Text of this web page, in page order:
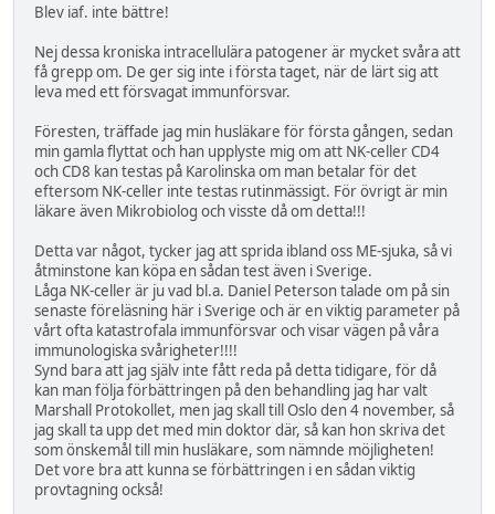
Blev iaf. inte bättre!
Nej dessa kroniska intracellulära patogener är mycket svåra att
få grepp om. De ger sig inte i första taget, när de lärt sig att
leva med ett försvagat immunförsvar.
Föresten, träffade jag min husläkare för första gången, sedan
min gamla flyttat och han upplyste mig om att NK-celler CD4
och CD8 kan testas på Karolinska om man betalar för det
eftersom NK-celler inte testas rutinmässigt. För övrigt är min
läkare även Mikrobiolog och visste då om detta!!!
Detta var något, tycker jag att sprida ibland oss ME-sjuka, så vi
åtminstone kan köpa en sådan test även i Sverige.
Låga NK-celler är ju vad bl.a. Daniel Peterson talade om på sin
senaste föreläsning här i Sverige och är en viktig parameter på
vårt ofta katastrofala immunförsvar och visar vägen på våra
immunologiska svårigheter!!!!
Synd bara att jag själv inte fått reda på detta tidigare, för då
kan man följa förbättringen på den behandling jag har valt
Marshall Protokollet, men jag skall till Oslo den 4 november, så
jag skall ta upp det med min doktor där, så kan hon skriva det
som önskemål till min husläkare, som nämnde möjligheten!
Det vore bra att kunna se förbättringen i en sådan viktig
provtagning också!